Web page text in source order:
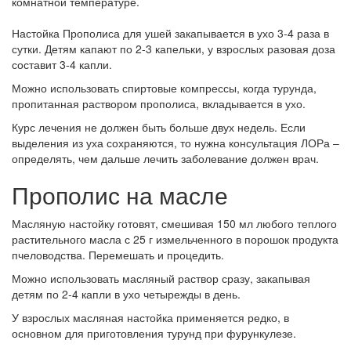
Настойка Прополиса для ушей закапывается в ухо 3-4 раза в
сутки. Детям капают по 2-3 капельки, у взрослых разовая доза
составит 3-4 капли.
Можно использовать спиртовые компрессы, когда турунда,
пропитанная раствором прополиса, вкладывается в ухо.
Курс лечения не должен быть больше двух недель. Если
выделения из уха сохраняются, то нужна консультация ЛОРа –
определять, чем дальше лечить заболевание должен врач.
Прополис на масле
Масляную настойку готовят, смешивая 150 мл любого теплого
растительного масла с 25 г измельченного в порошок продукта
пчеловодства. Перемешать и процедить.
Можно использовать масляный раствор сразу, закапывая
детям по 2-4 капли в ухо четырежды в день.
У взрослых масляная настойка применяется редко, в
основном для приготовления турунд при фурункулезе.